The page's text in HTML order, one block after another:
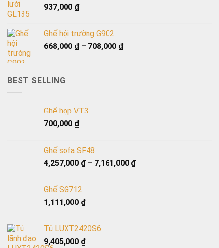
937,000 ₫
Ghế hội trường G902
668,000 ₫– 708,000 ₫
BEST SELLING
Ghế họp VT3
700,000 ₫
Ghế sofa SF48
4,257,000 ₫– 7,161,000 ₫
Ghế SG712
1,111,000 ₫
Tủ LUXT2420S6
9,405,000 ₫